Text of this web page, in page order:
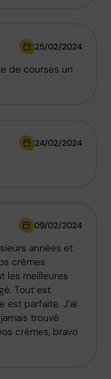
25/02/2024
de courses un
24/02/2024
09/02/2024
années et
crèmes
les meilleures
Tout est
est parfaite. J’ai
trouvé
crèmes, bravo